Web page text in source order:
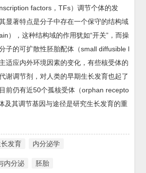
factors，TFs）调节个体的发
显著特点是分子中存在一个保守的结构域
），这种结构域的作用犹如“开关”，而操
子的可扩散性胚胎配体（small diffusible l
适应内外环境因素的变化，有些核受体的
谢调节剂，对人类的早期生长发育也起了
前仍有近50个孤核受体（orphan recepto
及其调节基因与途径是研究生长发育的重
发育 内分泌学
内分泌 胚胎